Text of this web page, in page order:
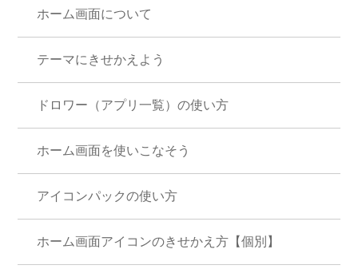
ホーム画面について
テーマにきせかえよう
ドロワー（アプリ一覧）の使い方
ホーム画面を使いこなそう
アイコンパックの使い方
ホーム画面アイコンのきせかえ方【個別】